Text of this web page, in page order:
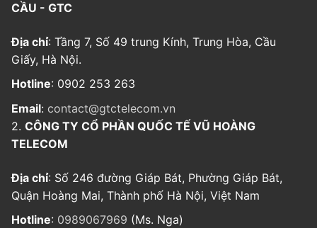
CẦU - GTC
Địa chỉ: Tầng 7, Số 49 trung Kính, Trung Hòa, Cầu
Giấy, Hà Nội.
Hotline: 0902 253 263
Email: contact@gtctelecom.vn
2. CÔNG TY CỔ PHẦN QUỐC TẾ VŨ HOÀNG
TELECOM
Địa chỉ: Số 246 đường Giáp Bát, Phường Giáp Bát,
Quận Hoàng Mai, Thành phố Hà Nội, Việt Nam
Hotline: 0989067969 (Ms. Nga)